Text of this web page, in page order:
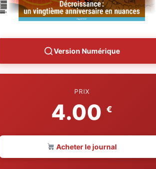
Version Numérique
PRIX
4.00 €
Acheter le journal